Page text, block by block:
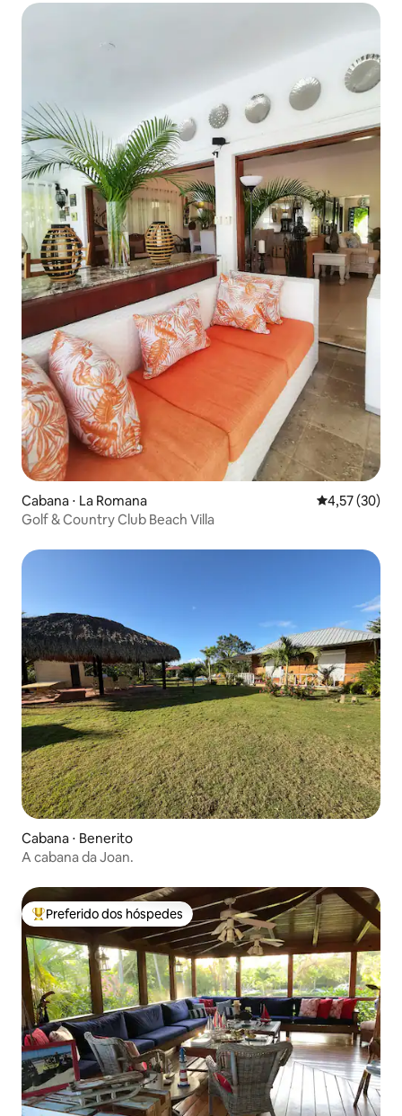
Cabana ⋅ La Romana 4,57 de uma
4,57 (30)
Golf & Country Club Beach Villa
Cabana ⋅ Benerito
A cabana da Joan.
Entre os melhores preferidos dos hóspedes
Preferido dos hóspedes